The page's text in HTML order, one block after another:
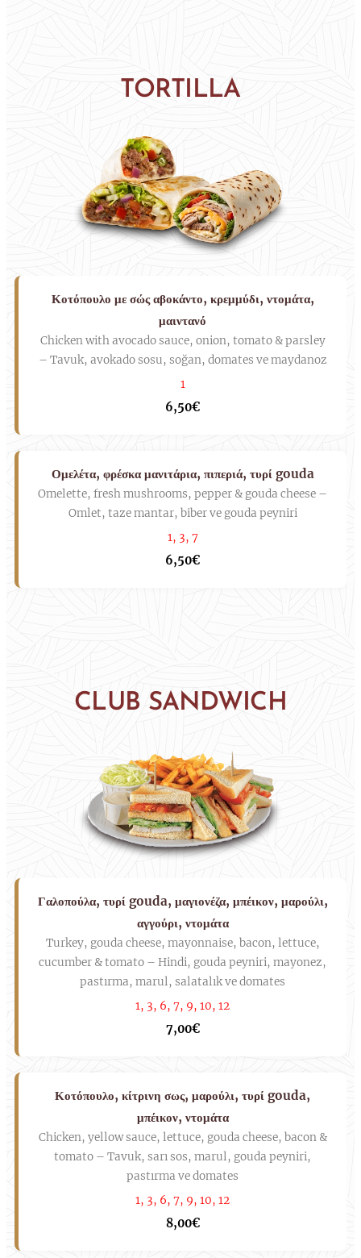
TORTILLA
Κοτόπουλο με σώς αβοκάντο, κρεμμύδι, ντομάτα,
μαιντανό
Chicken with avocado sauce, onion, tomato & parsley
– Tavuk, avokado sosu, soğan, domates ve maydanoz
1
6,50€
Ομελέτα, φρέσκα μανιτάρια, πιπεριά, τυρί gouda
Omelette, fresh mushrooms, pepper & gouda cheese –
Omlet, taze mantar, biber ve gouda peyniri
1, 3, 7
6,50€
CLUB SANDWICH
Γαλοπούλα, τυρί gouda, μαγιονέζα, μπέικον, μαρούλι,
αγγούρι, ντομάτα
Turkey, gouda cheese, mayonnaise, bacon, lettuce,
cucumber & tomato – Hindi, gouda peyniri, mayonez,
pastırma, marul, salatalık ve domates
1, 3, 6, 7, 9, 10, 12
7,00€
Κοτόπουλο, κίτρινη σως, μαρούλι, τυρί gouda,
μπέικον, ντομάτα
Chicken, yellow sauce, lettuce, gouda cheese, bacon &
tomato – Tavuk, sarı sos, marul, gouda peyniri,
pastırma ve domates
1, 3, 6, 7, 9, 10, 12
8,00€